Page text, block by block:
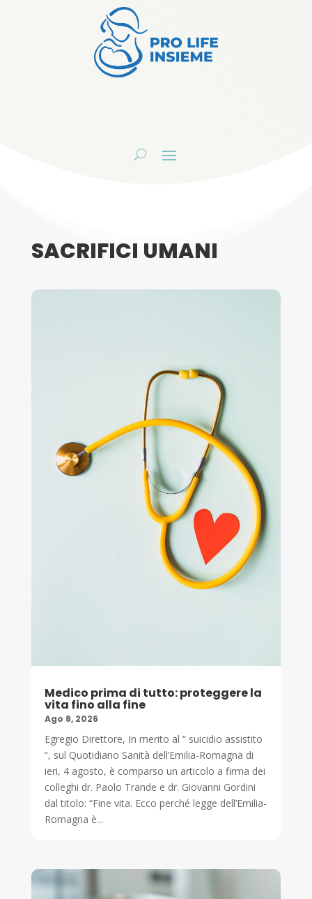
SACRIFICI UMANI
Medico prima di tutto: proteggere la
vita fino alla fine
Ago 8, 2026
Egregio Direttore, In merito al “ suicidio assistito
“, sul Quotidiano Sanità dell’Emilia-Romagna di
ieri, 4 agosto, è comparso un articolo a firma dei
colleghi dr. Paolo Trande e dr. Giovanni Gordini
dal titolo: “Fine vita. Ecco perché legge dell’Emilia-
Romagna è...